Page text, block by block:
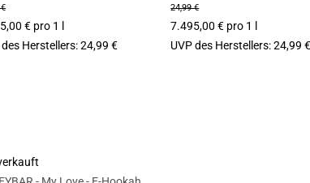
€ pro 1 l
des Herstellers:24,99 €
24,99 €
7.495,00 € pro 1 l
UVP des Herstellers:24,99 €